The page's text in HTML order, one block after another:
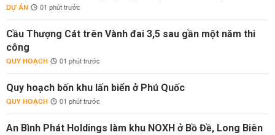
DỰ ÁN 01 phút trước
Cầu Thượng Cát trên Vành đai 3,5 sau gần một năm thi
công
QUY HOẠCH 01 phút trước
Quy hoạch bốn khu lấn biển ở Phú Quốc
QUY HOẠCH 01 phút trước
An Bình Phát Holdings làm khu NOXH ở Bồ Đề, Long Biên